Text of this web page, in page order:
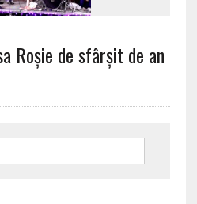
Roșie de sfârșit de an